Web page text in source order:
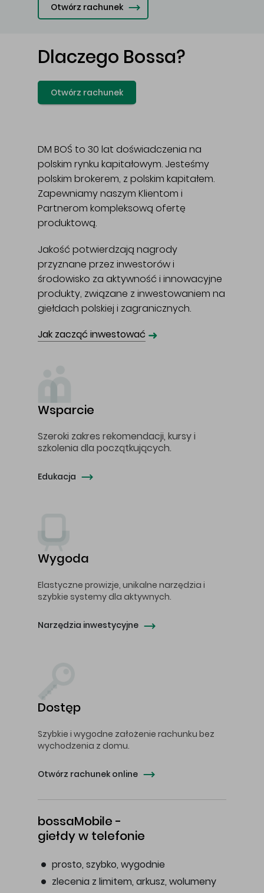
Otwórz rachunek
Dlaczego Bossa?
Otwórz rachunek
DM BOŚ to 30 lat doświadczenia na
polskim rynku kapitałowym. Jesteśmy
polskim brokerem, z polskim kapitałem.
Zapewniamy naszym Klientom i
Partnerom kompleksową ofertę
produktową.
Jakość potwierdzają nagrody
przyznane przez inwestorów i
środowisko za aktywność i innowacyjne
produkty, związane z inwestowaniem na
giełdach polskiej i zagranicznych.
Jak zacząć inwestować ➜
Wsparcie
Szeroki zakres rekomendacji, kursy i
szkolenia dla początkujących.
Edukacja
Wygoda
Elastyczne prowizje, unikalne narzędzia i
szybkie systemy dla aktywnych.
Narzędzia inwestycyjne
Dostęp
Szybkie i wygodne założenie rachunku bez
wychodzenia z domu.
Otwórz rachunek online
bossaMobile -
giełdy w telefonie
prosto, szybko, wygodnie
zlecenia z limitem, arkusz, wolumeny